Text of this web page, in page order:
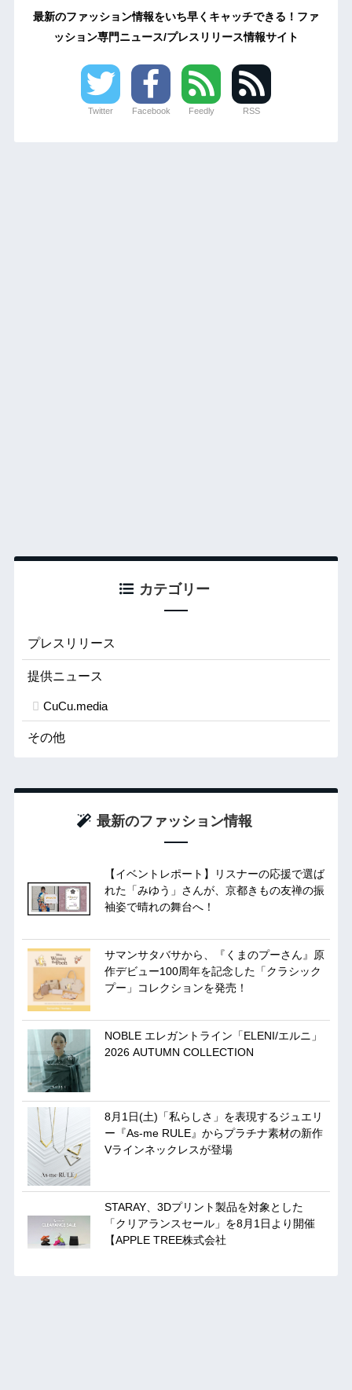
最新のファッション情報をいち早くキャッチできる！ファ
ッション専門ニュース/プレスリリース情報サイト
Twitter Facebook Feedly RSS
カテゴリー
プレスリリース
提供ニュース
CuCu.media
その他
最新のファッション情報
【イベントレポート】リスナーの応援で選ば
れた「みゆう」さんが、京都きもの友禅の振
袖姿で晴れの舞台へ！
サマンサタバサから、『くまのプーさん』原
作デビュー100周年を記念した「クラシック
プー」コレクションを発売！
NOBLE エレガントライン「ELENI/エルニ」
2026 AUTUMN COLLECTION
8月1日(土)「私らしさ」を表現するジュエリ
ー『As-me RULE』からプラチナ素材の新作
Vラインネックレスが登場
STARAY、3Dプリント製品を対象とした
「クリアランスセール」を8月1日より開催
【APPLE TREE株式会社